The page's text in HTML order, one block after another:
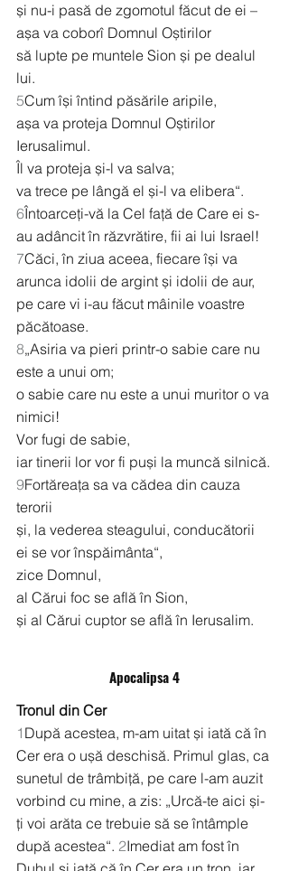
și nu-i pasă de zgomotul făcut de ei –
așa va coborî Domnul Oștirilor
să lupte pe muntele Sion și pe dealul
lui.
5Cum își întind păsările aripile,
așa va proteja Domnul Oștirilor
Ierusalimul.
Îl va proteja și-l va salva;
va trece pe lângă el și-l va elibera“.
6Întoarceți-vă la Cel față de Care ei s-
au adâncit în răzvrătire, fii ai lui Israel!
7Căci, în ziua aceea, fiecare își va
arunca idolii de argint și idolii de aur,
pe care vi i-au făcut mâinile voastre
păcătoase.
8„Asiria va pieri printr-o sabie care nu
este a unui om;
o sabie care nu este a unui muritor o va
nimici!
Vor fugi de sabie,
iar tinerii lor vor fi puși la muncă silnică.
9Fortăreața sa va cădea din cauza
terorii
și, la vederea steagului, conducătorii
ei se vor înspăimânta“,
zice Domnul,
al Cărui foc se află în Sion,
și al Cărui cuptor se află în Ierusalim.
Apocalipsa 4
Tronul din Cer
1 După acestea, m-am uitat și iată că în
Cer era o ușă deschisă. Primul glas, ca
sunetul de trâmbiță, pe care l-am auzit
vorbind cu mine, a zis: „Urcă-te aici și-
ți voi arăta ce trebuie să se întâmple
după acestea“. 2Imediat am fost în